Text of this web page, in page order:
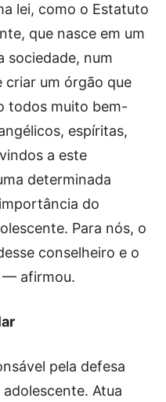
lei, como o Estatuto
que nasce em um
sociedade, num
criar um órgão que
todos muito bem-
espíritas,
a este
determinada
do
Para nós, o
conselheiro e o
— afirmou.
pela defesa
Atua